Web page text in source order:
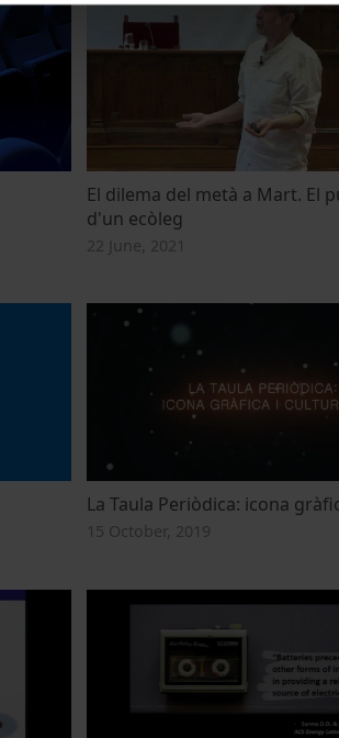
El dilema del metà a Mart. El
d'un ecòleg
22 June, 2021
La Taula Periòdica: icona
15 October, 2019